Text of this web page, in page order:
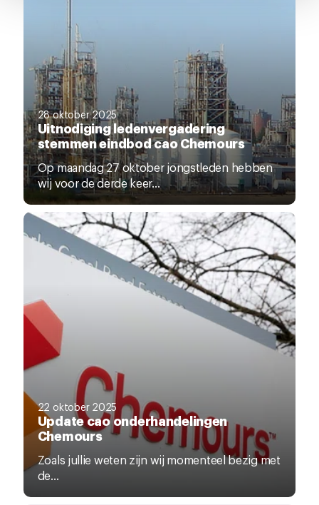
28 oktober 2025
Uitnodiging ledenvergadering
stemmen eindbod cao Chemours
Op maandag 27 oktober jongstleden hebben
wij voor de derde keer...
22 oktober 2025
Update cao onderhandelingen
Chemours
Zoals jullie weten zijn wij momenteel bezig met
de...